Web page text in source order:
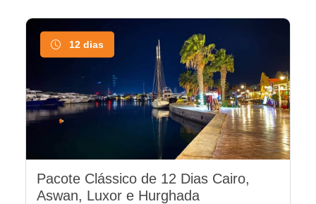
12 dias
Pacote Clássico de 12 Dias Cairo,
Aswan, Luxor e Hurghada